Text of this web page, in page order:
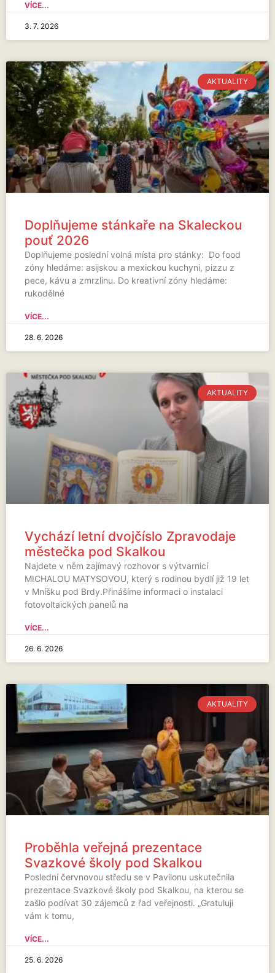
VÍCE...
3. 7. 2026
AKTUALITY
Doplňujeme stánkaře na Skaleckou
pouť 2026
Doplňujeme poslední volná místa pro stánky: Do food
zóny hledáme: asijskou a mexickou kuchyni, pizzu z
pece, kávu a zmrzlinu. Do kreativní zóny hledáme:
rukodělné
VÍCE...
28. 6. 2026
AKTUALITY
Vychází letní dvojčíslo Zpravodaje
městečka pod Skalkou
Najdete v něm zajímavý rozhovor s výtvarnicí
MICHALOU MATYSOVOU, který s rodinou bydlí již 19 let
v Mníšku pod Brdy.Přinášíme informaci o instalaci
fotovoltaických panelů na
VÍCE...
26. 6. 2026
AKTUALITY
Proběhla veřejná prezentace
Svazkové školy pod Skalkou
Poslední červnovou středu se v Pavilonu uskutečnila
prezentace Svazkové školy pod Skalkou, na kterou se
zašlo podívat 30 zájemců z řad veřejnosti. „Gratuluji
vám k tomu,
VÍCE...
25. 6. 2026